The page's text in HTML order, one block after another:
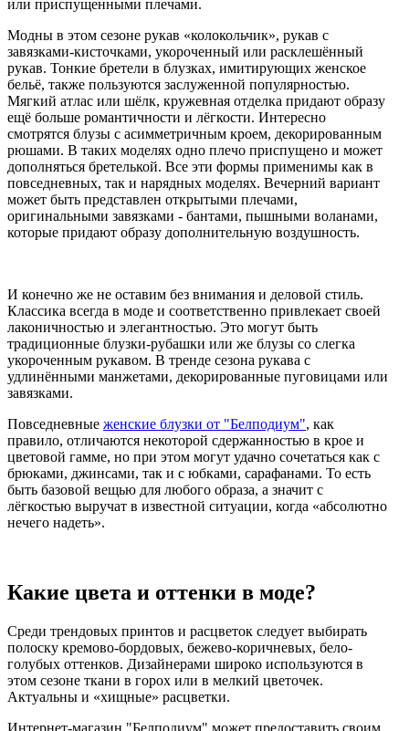
или приспущенными плечами.
Модны в этом сезоне рукав «колокольчик», рукав с
завязками-кисточками, укороченный или расклешённый
рукав. Тонкие бретели в блузках, имитирующих женское
бельё, также пользуются заслуженной популярностью.
Мягкий атлас или шёлк, кружевная отделка придают образу
ещё больше романтичности и лёгкости. Интересно
смотрятся блузы с асимметричным кроем, декорированным
рюшами. В таких моделях одно плечо приспущено и может
дополняться бретелькой. Все эти формы применимы как в
повседневных, так и нарядных моделях. Вечерний вариант
может быть представлен открытыми плечами,
оригинальными завязками - бантами, пышными воланами,
которые придают образу дополнительную воздушность.
И конечно же не оставим без внимания и деловой стиль.
Классика всегда в моде и соответственно привлекает своей
лаконичностью и элегантностью. Это могут быть
традиционные блузки-рубашки или же блузы со слегка
укороченным рукавом. В тренде сезона рукава с
удлинёнными манжетами, декорированные пуговицами или
завязками.
Повседневные женские блузки от "Белподиум", как
правило, отличаются некоторой сдержанностью в крое и
цветовой гамме, но при этом могут удачно сочетаться как с
брюками, джинсами, так и с юбками, сарафанами. То есть
быть базовой вещью для любого образа, а значит с
лёгкостью выручат в известной ситуации, когда «абсолютно
нечего надеть».
Какие цвета и оттенки в моде?
Среди трендовых принтов и расцветок следует выбирать
полоску кремово-бордовых, бежево-коричневых, бело-
голубых оттенков. Дизайнерами широко используются в
этом сезоне ткани в горох или в мелкий цветочек.
Актуальны и «хищные» расцветки.
Интернет-магазин "Белподиум" может предоставить своим